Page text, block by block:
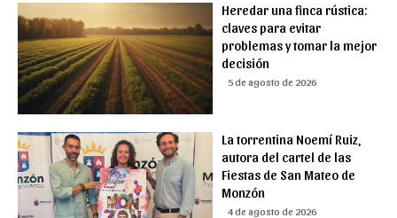
Heredar una finca rústica:
claves para evitar
problemas y tomar la mejor
decisión
5 de agosto de 2026
La torrentina Noemí Ruiz,
autora del cartel de las
Fiestas de San Mateo de
Monzón
4 de agosto de 2026